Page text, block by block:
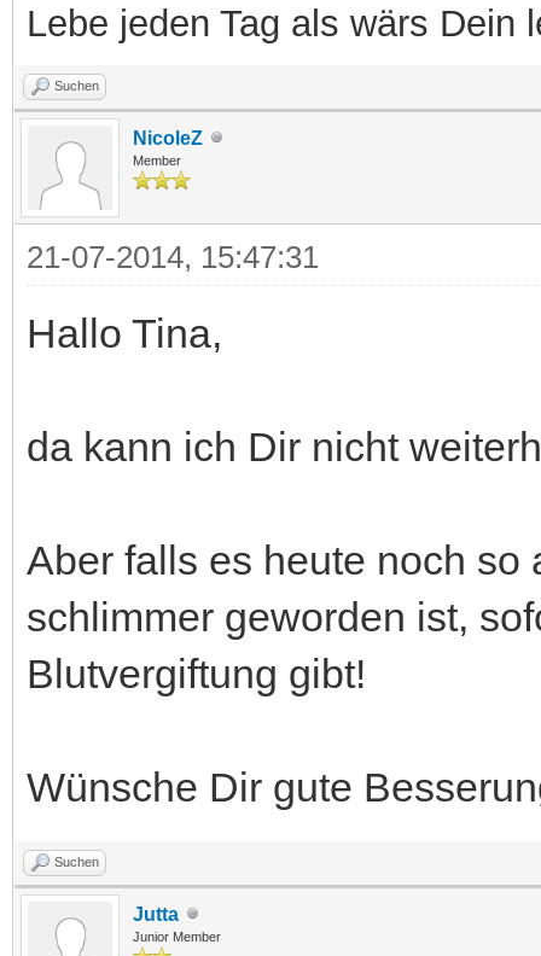
Lebe jeden Tag als wärs Dein
Suchen
NicoleZ
Member
21-07-2014, 15:47:31
Hallo Tina,
da kann ich Dir nicht
Aber falls es heute noch so
schlimmer geworden ist,
Blutvergiftung gibt!
Wünsche Dir gute
Suchen
Jutta
Junior Member